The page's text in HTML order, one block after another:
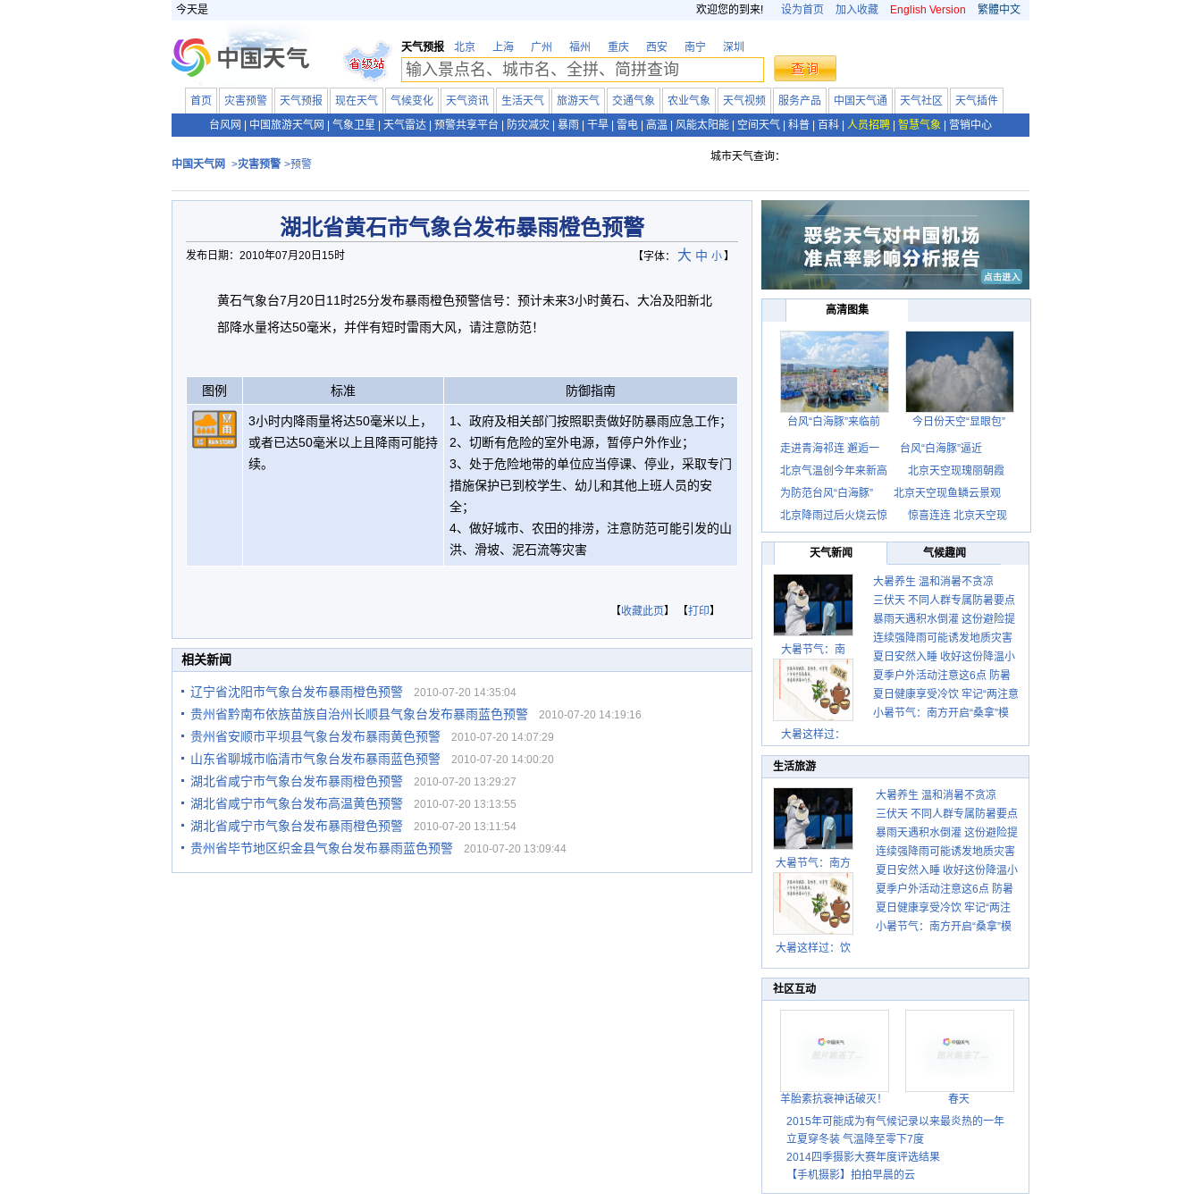
今天是 欢迎您的到来! 设为首页 加入收藏 English Version 繁體中文
天气预报 北京 上海 广州 福州 重庆 西安 南宁 深圳
首页 灾害预警 天气预报 现在天气 气候变化 天气资讯 生活天气 旅游天气 交通气象 农业气象 天气视频 服务产品 中国天气通 天气社区
天气插件
台风网
中国旅游天气网 气象卫星 天气雷达 预警共享平台 防灾减灾 暴雨 干旱 雷电 高温 风能太阳能 空间天气 科普 百科 人员招聘 智慧气象 营销中心
中国天气网 >灾害预警 >预警
城市天气查询：
湖北省黄石市气象台发布暴雨橙色预警
发布日期：2010年07月20日15时 【字体： 大 中 小】
黄石气象台7月20日11时25分发布暴雨橙色预警信号：预计未来3小时黄石、大冶及阳新北
部降水量将达50毫米，并伴有短时雷雨大风，请注意防范！
图例 标准 防御指南
3小时内降雨量将达50毫米以上，
或者已达50毫米以上且降雨可能持
续。
1、政府及相关部门按照职责做好防暴雨应急工作；
2、切断有危险的室外电源，暂停户外作业；
3、处于危险地带的单位应当停课、停业，采取专门
措施保护已到校学生、幼儿和其他上班人员的安
全；
4、做好城市、农田的排涝，注意防范可能引发的山
洪、滑坡、泥石流等灾害
【收藏此页】 【打印】
相关新闻
辽宁省沈阳市气象台发布暴雨橙色预警 2010-07-20 14:35:04
贵州省黔南布依族苗族自治州长顺县气象台发布暴雨蓝色预警 2010-07-20 14:19:16
贵州省安顺市平坝县气象台发布暴雨黄色预警 2010-07-20 14:07:29
山东省聊城市临清市气象台发布暴雨蓝色预警 2010-07-20 14:00:20
湖北省咸宁市气象台发布暴雨橙色预警 2010-07-20 13:29:27
湖北省咸宁市气象台发布高温黄色预警 2010-07-20 13:13:55
湖北省咸宁市气象台发布暴雨橙色预警 2010-07-20 13:11:54
贵州省毕节地区织金县气象台发布暴雨蓝色预警 2010-07-20 13:09:44
高清图集
台风“白海豚”来临前 今日份天空“显眼包”
走进青海祁连 邂逅一
台风“白海豚”逼近
北京气温创今年来新高
北京天空现瑰丽朝霞
为防范台风“白海豚”
北京天空现鱼鳞云景观
北京降雨过后火烧云惊
惊喜连连 北京天空现
天气新闻 气候趣闻
大暑节气：南
大暑这样过：
大暑养生 温和消暑不贪凉
三伏天 不同人群专属防暑要点
请收好
暴雨天遇积水倒灌 这份避险提
示请收好
连续强降雨可能诱发地质灾害
这些前兆要知道
夏日安然入睡 收好这份降温小
贴士
夏季户外活动注意这6点 防暑
健身两不误
夏日健康享受冷饮 牢记“两注意
一控制”
小暑节气：南方开启“桑拿”模
生活旅游
大暑节气：南方
暑热盛行防伏旱
北方雨季陆续开
启
大暑这样过：饮
湿热保健康
大暑养生 温和消暑不贪凉
三伏天 不同人群专属防暑要点
请收好
暴雨天遇积水倒灌 这份避险提
示请收好
连续强降雨可能诱发地质灾害
这些前兆要知道
夏日安然入睡 收好这份降温小
贴士
夏季户外活动注意这6点 防暑
健身两不误
夏日健康享受冷饮 牢记“两注
意一控制”
小暑节气：南方开启“桑拿”模
社区互动
羊胎素抗衰神话破灭！
春天
2015年可能成为有气候记录以来最炎热的一年
立夏穿冬装 气温降至零下7度
2014四季摄影大赛年度评选结果
【手机摄影】拍拍早晨的云